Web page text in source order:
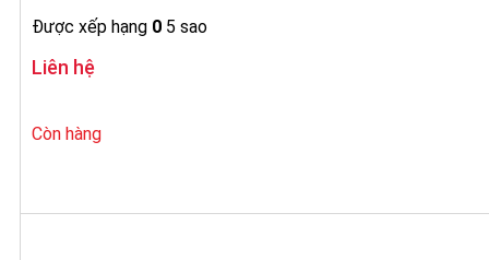
Được xếp hạng 0 5 sao
Liên hệ
Còn hàng